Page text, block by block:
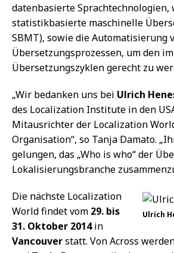
datenbasierte Sprachtechnologien,
statistikbasierte maschinelle
SBMT), sowie die Automatisierung
Übersetzungsprozessen, um den
Übersetzungszyklen gerecht zu
„Wir bedanken uns bei Ulrich
des Localization Institute in den
Mitausrichter der Localization
Organisation“, so Tanja Damato.
gelungen, das „Who is who“ der
Lokalisierungsbranche
Ulrich
Die nächste Localization
World findet vom 29. bis
31. Oktober 2014in
Vancouverstatt. Von Across